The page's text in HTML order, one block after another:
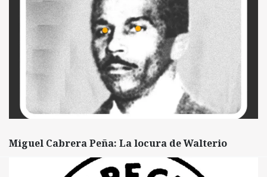
Miguel Cabrera Peña: La locura de Walterio